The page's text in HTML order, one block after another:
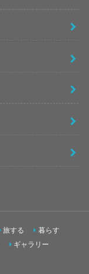
旅する
暮らす
ギャラリー